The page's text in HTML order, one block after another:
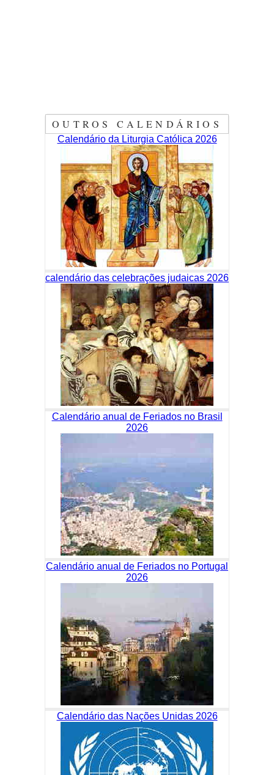
OUTROS CALENDÁRIOS
Calendário da Liturgia Católica 2026
calendário das celebrações judaicas 2026
Calendário anual de Feriados no Brasil
2026
Calendário anual de Feriados no Portugal
2026
Calendário das Nações Unidas 2026